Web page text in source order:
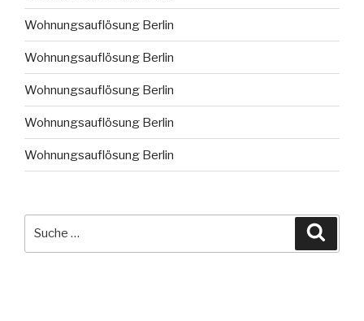
Wohnungsauflösung Berlin
Wohnungsauflösung Berlin
Wohnungsauflösung Berlin
Wohnungsauflösung Berlin
Wohnungsauflösung Berlin